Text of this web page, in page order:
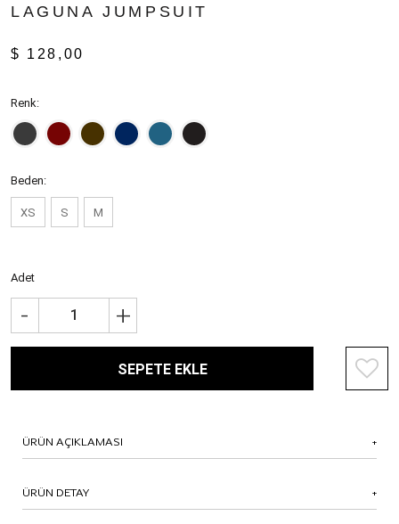
LAGUNA JUMPSUIT
$ 128,00
Renk:
Beden:
XS S M
Adet
+
-
SEPETE EKLE
ÜRÜN AÇIKLAMASI
ÜRÜN DETAY